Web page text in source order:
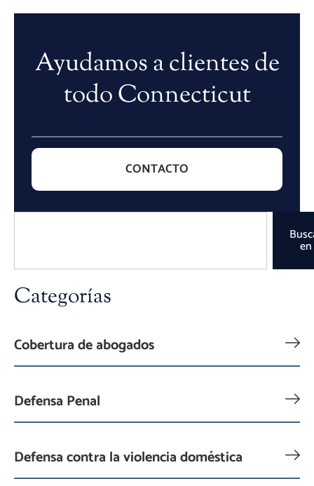
Ayudamos a clientes de
todo Connecticut
CONTACTO
Buscar
en
Categorías
Cobertura de abogados
Defensa Penal
Defensa contra la violencia doméstica